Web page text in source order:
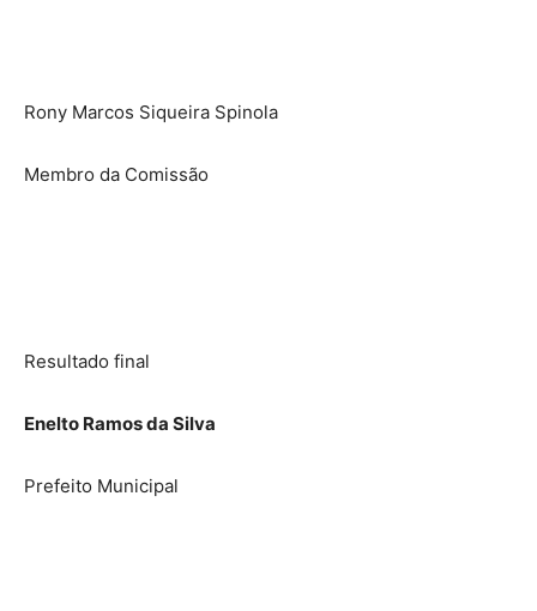
Rony Marcos Siqueira Spinola
Membro da Comissão
Resultado final
Enelto Ramos da Silva
Prefeito Municipal